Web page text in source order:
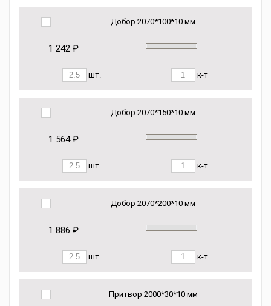
Добор 2070*100*10 мм
1 242 ₽
шт. к-т
Добор 2070*150*10 мм
1 564 ₽
шт. к-т
Добор 2070*200*10 мм
1 886 ₽
шт. к-т
Притвор 2000*30*10 мм